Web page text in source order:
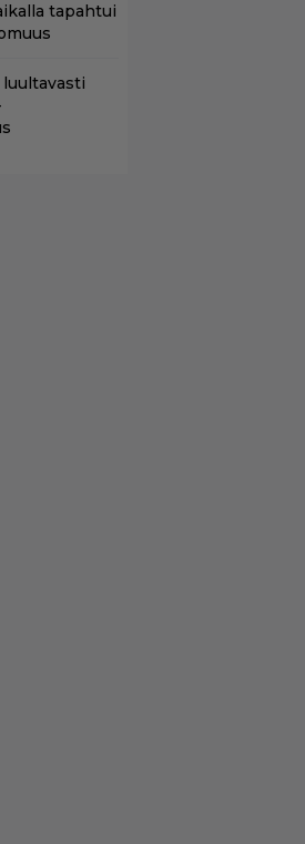
tapahtui